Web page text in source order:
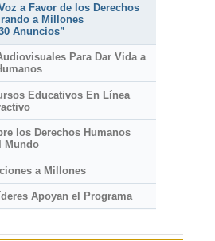
a Favor de los Derechos
a Millones
Anuncios”
Para Dar Vida a
Educativos En Línea
los Derechos Humanos
Mundo
a Millones
Apoyan el Programa